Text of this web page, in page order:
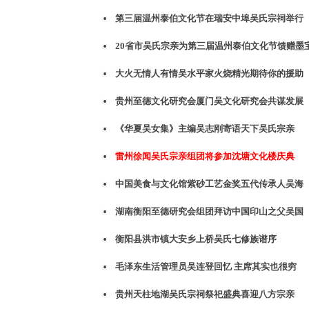
第三届温州泰伯文化节在瑞安中埠吴氏宗祠举行
20省市吴氏宗亲为第三届温州泰伯文化节馈赠墨
大火无情人有情吴水平家火烧精光期待你的援助
贵州至德文化研究会厦门吴文化研究会共谋发展
《华夏吴女集》主编吴志刚寄语天下吴氏宗亲
雷州徐闻吴氏宗亲组团将参加沈塘文化楼庆典
中国美食与文化馆紫砂工艺金奖五代传承人吴海
湖南衡阳至德研究会组团拜访中国印山之父吴国
衡阳县洪市镇大安乡上桥吴氏七修族谱序
毛泽东生活管理员吴连登回忆 主席其实也很穷
贵州天柱地湖吴氏宗祠祭祀盛典喜迎八方宗亲